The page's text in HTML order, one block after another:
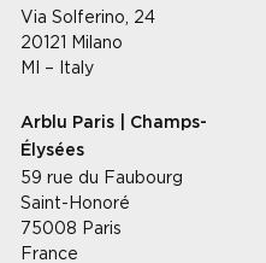
Via Solferino, 24
20121 Milano
MI – Italy
Arblu Paris | Champs-
Élysées
59 rue du Faubourg
Saint-Honoré
75008 Paris
France